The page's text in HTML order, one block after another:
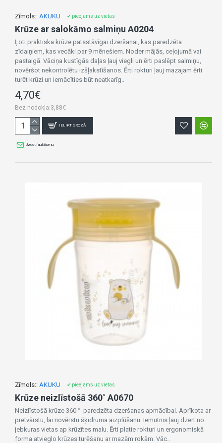
Zīmols:: AKUKU ✔ pieejams uz vietas
Krūze ar salokāmo salmiņu A0204
Ļoti praktiska krūze patsstāvīgai dzeršanai, kas paredzēta
zīdaiņiem, kas vecāki par 9 mēnešiem. Noder mājās, ceļojumā vai
pastaigā. Vāciņa kustīgās daļas ļauj viegli un ērti paslēpt salmiņu,
novēršot nekontrolētu izšļakstīšanos. Ērti rokturi ļauj mazajam ērti
turēt krūzi un iemācīties būt neatkarīg..
4,70€
Bez nodokļa:3,88€
IELIKT GROZĀ
Uzdot jautājumu
Zīmols:: AKUKU ✔ pieejams uz vietas
Krūze neizlīstošā 360˚ A0670
Neizlīstošā krūze 360 ° paredzēta dzeršanas apmācībai. Aprīkota ar
pretvārstu, lai novērstu šķidruma aizplūšanu. Iemutnis ļauj dzert no
jebkuras vietas ap krūzītes malu. Ērti platie rokturi un ergonomiskā
forma atvieglo krūzes turēšanu ar mazām rokām. Vāc..